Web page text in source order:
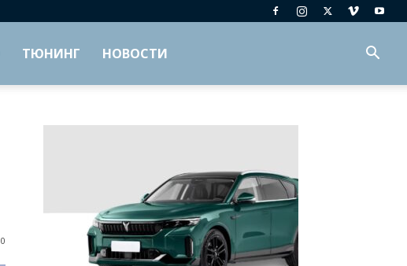
ТЮНИНГ НОВОСТИ
0